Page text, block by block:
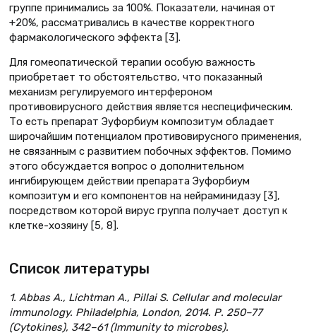
группе принимались за 100%. Показатели, начиная от
+20%, рассматривались в качестве корректного
фармакологического эффекта [3].
Для гомеопатической терапии особую важность
приобретает то обстоятельство, что показанный
механизм регулируемого интерфероном
противовирусного действия является неспецифическим.
То есть препарат Эуфорбиум композитум обладает
широчайшим потенциалом противовирусного применения,
не связанным с развитием побочных эффектов. Помимо
этого обсуждается вопрос о дополнительном
ингибирующем действии препарата Эуфорбиум
композитум и его компонентов на нейраминидазу [3],
посредством которой вирус группа получает доступ к
клетке-хозяину [5, 8].
Список литературы
1. Abbas A., Lichtman A., Pillai S. Cellular and molecular
immunology. Philadelphia, London, 2014. Р. 250–77
(Cytokines), 342–61 (Immunity to microbes).